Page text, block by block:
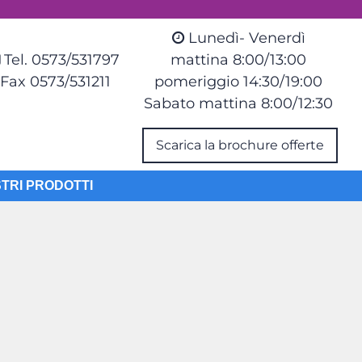
Tel. 0573/531797
Fax 0573/531211
Lunedì- Venerdì
mattina 8:00/13:00
pomeriggio 14:30/19:00
Sabato mattina 8:00/12:30
Scarica la brochure offerte
PRODOTTI